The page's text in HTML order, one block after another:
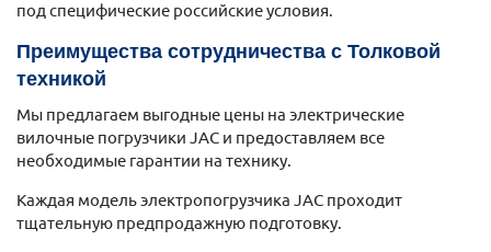
под специфические российские условия.
Преимущества сотрудничества с Толковой
техникой
Мы предлагаем выгодные цены на электрические
вилочные погрузчики JAC и предоставляем все
необходимые гарантии на технику.
Каждая модель электропогрузчика JAC проходит
тщательную предпродажную подготовку.